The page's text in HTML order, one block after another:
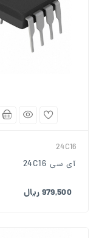
24C16
آی سی 24C16
979,500 ریال